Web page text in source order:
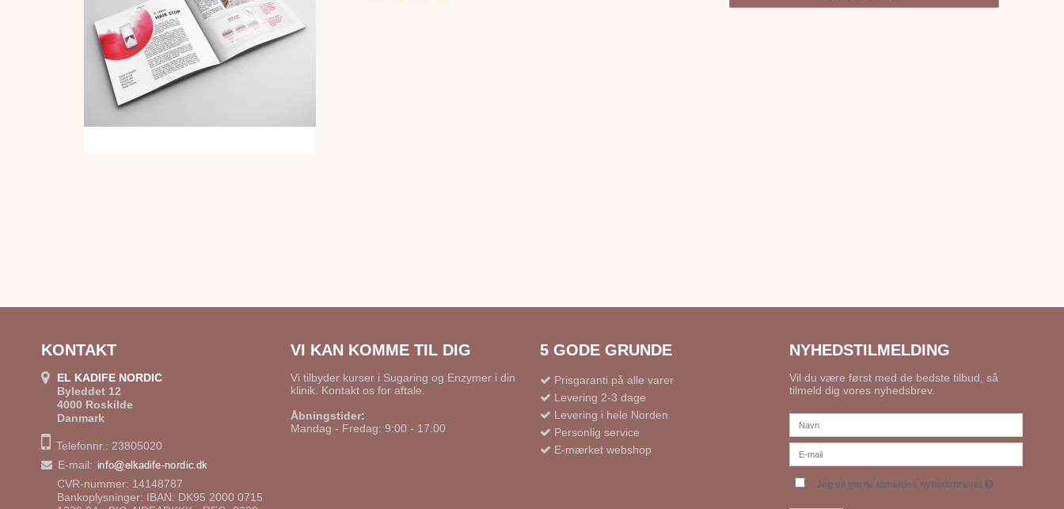
KONTAKT
EL KADIFE NORDIC
Byleddet 12
4000 Roskilde
Danmark
Telefonnr.: 23805020
E-mail:
CVR-nummer: 14148787
Bankoplysninger: IBAN: DK95 2000 0715
VI KAN KOMME TIL DIG
Vi tilbyder kurser i Sugaring og Enzymer i din
klinik. Kontakt os for aftale.
Åbningstider:
Mandag - Fredag: 9:00 - 17:00
5 GODE GRUNDE
Prisgaranti på alle varer
Levering 2-3 dage
Levering i hele Norden
Personlig service
E-mærket webshop
NYHEDSTILMELDING
Vil du være først med de bedste tilbud, så
tilmeld dig vores nyhedsbrev.
Jeg vil gerne tilmeldes nyhedsbrevet